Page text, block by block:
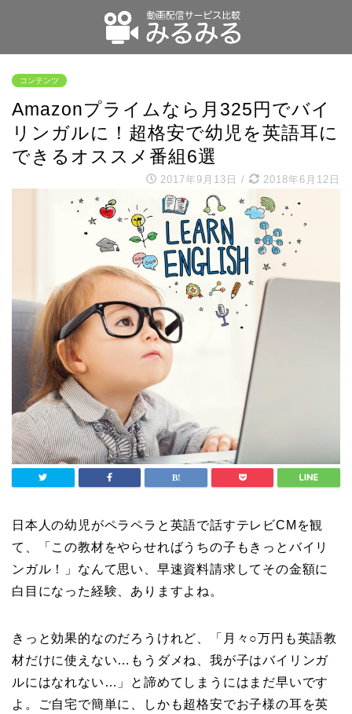
コンテンツ
Amazonプライムなら月325円でバイ
リンガルに！超格安で幼児を英語耳に
できるオススメ番組6選
2017年9月13日 / 2018年6月12日
日本人の幼児がペラペラと英語で話すテレビCMを観
て、「この教材をやらせればうちの子もきっとバイリ
ンガル！」なんて思い、早速資料請求してその金額に
白目になった経験、ありますよね。
きっと効果的なのだろうけれど、「月々○万円も英語教
材だけに使えない…もうダメね、我が子はバイリンガ
ルにはなれない…」と諦めてしまうにはまだ早いです
よ。ご自宅で簡単に、しかも超格安でお子様の耳を英